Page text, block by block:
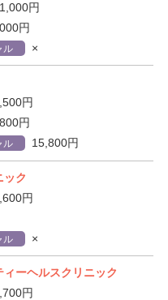
円
円
ル ×
円
円
ル 15,800円
ック
円
ル ×
ーヘルスクリニック
円